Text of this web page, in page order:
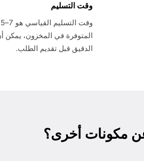
وقت التسليم
المتوفرة في المخزون، يمكن
الدقيق قبل تقديم الطلب.
مكونات أخرى؟